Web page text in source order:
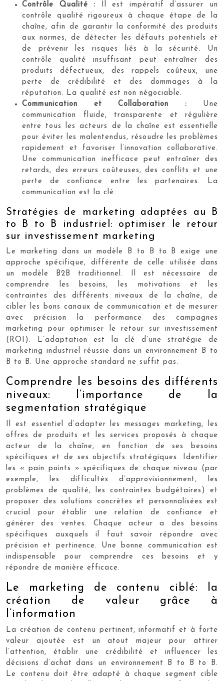
Contrôle Qualité : Il est impératif d’assurer un
contrôle qualité rigoureux à chaque étape de la
chaîne, afin de garantir la conformité des produits
aux normes, de détecter les défauts potentiels et
de prévenir les risques liés à la sécurité. Un
contrôle qualité insuffisant peut entraîner des
produits défectueux, des rappels coûteux, une
perte de crédibilité et des dommages à la
réputation. La qualité est non négociable.
Communication et Collaboration : Une
communication fluide, transparente et régulière
entre tous les acteurs de la chaîne est essentielle
pour éviter les malentendus, résoudre les problèmes
rapidement et favoriser l’innovation collaborative.
Une communication inefficace peut entraîner des
retards, des erreurs coûteuses, des conflits et une
perte de confiance entre les partenaires. La
communication est la clé.
Stratégies de marketing adaptées au B
to B to B industriel: optimiser le retour
sur investissement marketing
Le marketing dans un modèle B to B to B exige une
approche spécifique, différente de celle utilisée dans
un modèle B2B traditionnel. Il est nécessaire de
comprendre les besoins, les motivations et les
contraintes des différents niveaux de la chaîne, de
cibler les bons canaux de communication et de mesurer
avec précision la performance des campagnes
marketing pour optimiser le retour sur investissement
(ROI). L’adaptation est la clé d’une stratégie de
marketing industriel réussie dans un environnement B to
B to B. Une approche standard ne suffit pas.
Comprendre les besoins des différents
niveaux: l’importance de la
segmentation stratégique
Il est essentiel d’adapter les messages marketing, les
offres de produits et les services proposés à chaque
acteur de la chaîne, en fonction de ses besoins
spécifiques et de ses objectifs stratégiques. Identifier
les « pain points » spécifiques de chaque niveau (par
exemple, les difficultés d’approvisionnement, les
problèmes de qualité, les contraintes budgétaires) et
proposer des solutions concrètes et personnalisées est
crucial pour établir une relation de confiance et
générer des ventes. Chaque acteur a des besoins
spécifiques auxquels il faut savoir répondre avec
précision et pertinence. Une bonne communication est
indispensable pour comprendre ces besoins et y
répondre de manière efficace.
Le marketing de contenu ciblé: la
création de valeur grâce à
l’information
La création de contenu pertinent, informatif et à forte
valeur ajoutée est un atout majeur pour attirer
l’attention, établir une crédibilité et influencer les
décisions d’achat dans un environnement B to B to B.
Le contenu doit être adapté à chaque segment cible